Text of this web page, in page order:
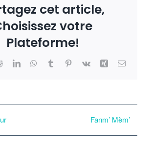
cet article,
votre
Plateforme!
RedditLinkedInWhatsApp
TumblrPinterest
Vk Xing Email
Fanm’ Mèm’